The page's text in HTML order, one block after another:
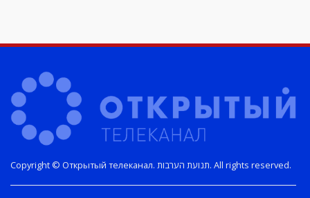
Copyright © Открытый телеканал. תנועת הערבות. All rights reserved.